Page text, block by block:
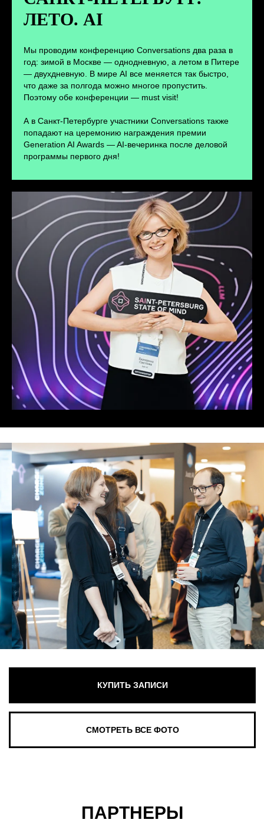
ЛЕТО. AI
Мы проводим конференцию Conversations два раза в
год: зимой в Москве — однодневную, а летом в Питере
— двухдневную. В мире AI все меняется так быстро,
что даже за полгода можно многое пропустить.
Поэтому обе конференции — must visit!
А в Санкт-Петербурге участники Conversations также
попадают на церемонию награждения премии
Generation AI Awards — AI-вечеринка после деловой
программы первого дня!
ПАРТНЕРЫ